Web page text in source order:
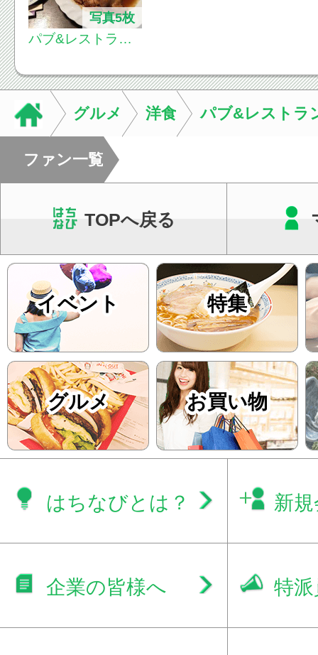
写真5枚
パブ&レストラ
グルメ 洋食 パブ&レスト
ファン一覧
TOPへ戻る
イベント 特集
グルメ お買い物
はちなびとは？ 新
企業の皆様へ 特